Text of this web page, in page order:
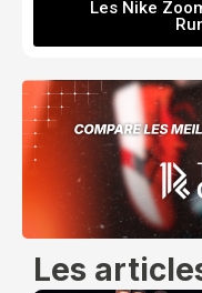
Les Nike
Les